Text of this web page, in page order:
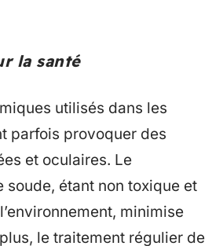
la santé
utilisés dans les
parfois provoquer des
et oculaires. Le
soude, étant non toxique et
minimise
le traitement régulier de